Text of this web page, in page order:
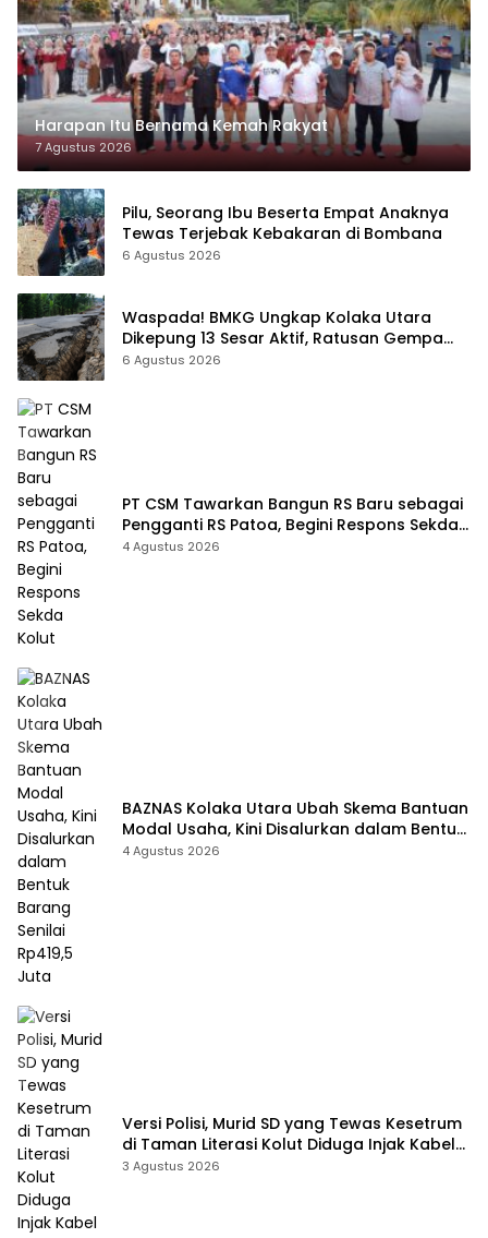
Harapan Itu Bernama Kemah Rakyat
7 Agustus 2026
Pilu, Seorang Ibu Beserta Empat Anaknya
Tewas Terjebak Kebakaran di Bombana
6 Agustus 2026
Waspada! BMKG Ungkap Kolaka Utara
Dikepung 13 Sesar Aktif, Ratusan Gempa
Sudah Terekam
6 Agustus 2026
PT CSM Tawarkan Bangun RS Baru sebagai
Pengganti RS Patoa, Begini Respons Sekda
Kolut
4 Agustus 2026
BAZNAS Kolaka Utara Ubah Skema Bantuan
Modal Usaha, Kini Disalurkan dalam Bentuk
Barang Senilai Rp419,5 Juta
4 Agustus 2026
Versi Polisi, Murid SD yang Tewas Kesetrum
di Taman Literasi Kolut Diduga Injak Kabel
Beraliran Listrik
3 Agustus 2026